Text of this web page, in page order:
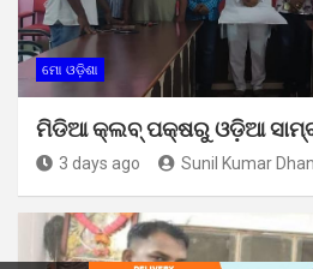
ମୋ ଓଡ଼ିଶା
ମିଡିଆ କ୍ଲବ୍ ପକ୍ଷରୁ ଓଡ଼ିଆ
3 days ago Sunil Kumar